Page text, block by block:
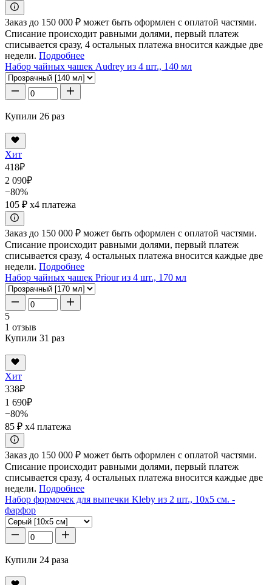
Заказ до 150 000 ₽ может быть оформлен с оплатой частями.
Списание происходит равными долями, первый платеж
списывается сразу, 4 остальных платежа вносится каждые две
недели. Подробнее
Набор чайных чашек Audrey из 4 шт., 140 мл
Купили 26 раз
Хит
418₽
2 090₽
−80%
105 ₽ x4 платежа
Заказ до 150 000 ₽ может быть оформлен с оплатой частями.
Списание происходит равными долями, первый платеж
списывается сразу, 4 остальных платежа вносится каждые две
недели. Подробнее
Набор чайных чашек Priour из 4 шт., 170 мл
5
1 отзыв
Купили 31 раз
Хит
338₽
1 690₽
−80%
85 ₽ x4 платежа
Заказ до 150 000 ₽ может быть оформлен с оплатой частями.
Списание происходит равными долями, первый платеж
списывается сразу, 4 остальных платежа вносится каждые две
недели. Подробнее
Набор формочек для выпечки Kleby из 2 шт., 10x5 см. -
фарфор
Купили 24 раза